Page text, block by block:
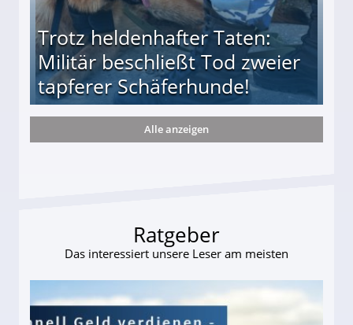
Trotz heldenhafter Taten:
Militär beschließt Tod zweier
tapferer Schäferhunde!
Tod zweier tapferer Schäferhunde!
Alle anzeigen
Ratgeber
Das interessiert unsere Leser am meisten